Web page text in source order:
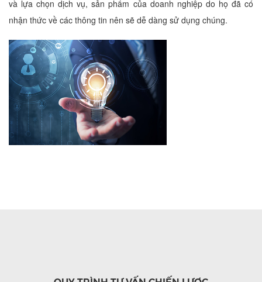
và lựa chọn dịch vụ, sản phẩm của doanh nghiệp do họ đã có
nhận thức về các thông tin nên sẽ dễ dàng sử dụng chúng.